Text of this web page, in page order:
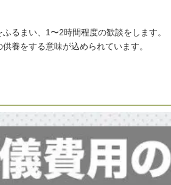
るまい、1〜2時間程度の歓談をします。
養をする意味が込められています。